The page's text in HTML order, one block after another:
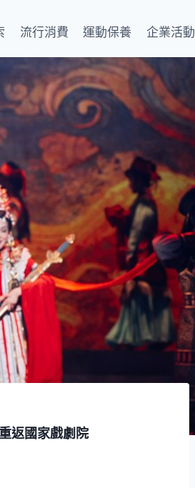
流行消費 運動保養 企業活動
返國家戲劇院